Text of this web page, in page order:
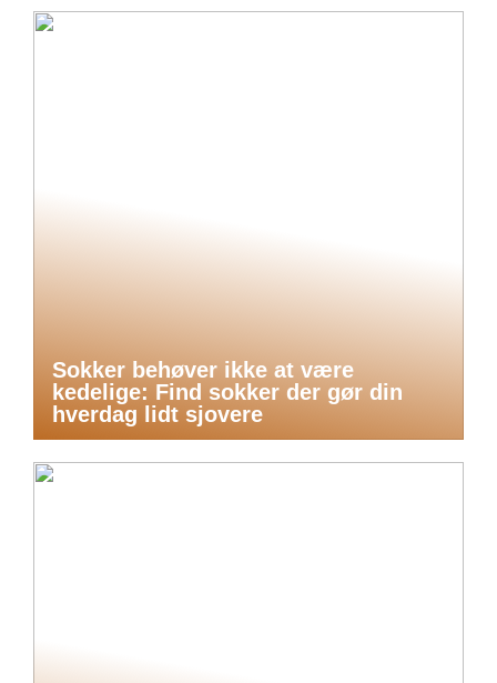
Sokker behøver ikke at være
kedelige: Find sokker der gør din
hverdag lidt sjovere